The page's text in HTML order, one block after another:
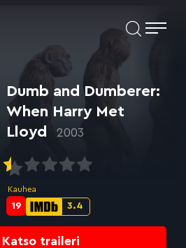
Katso traileri
Dumb and Dumberer:
When Harry Met
Lloyd
2003
Kauhea
IMDb-
pisteet:
3.4
Metascore-
19